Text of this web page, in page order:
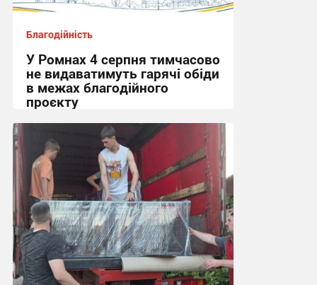
Благодійність
У Ромнах 4 серпня тимчасово
не видаватимуть гарячі обіди
в межах благодійного
проєкту
15:52, 3.08.2026